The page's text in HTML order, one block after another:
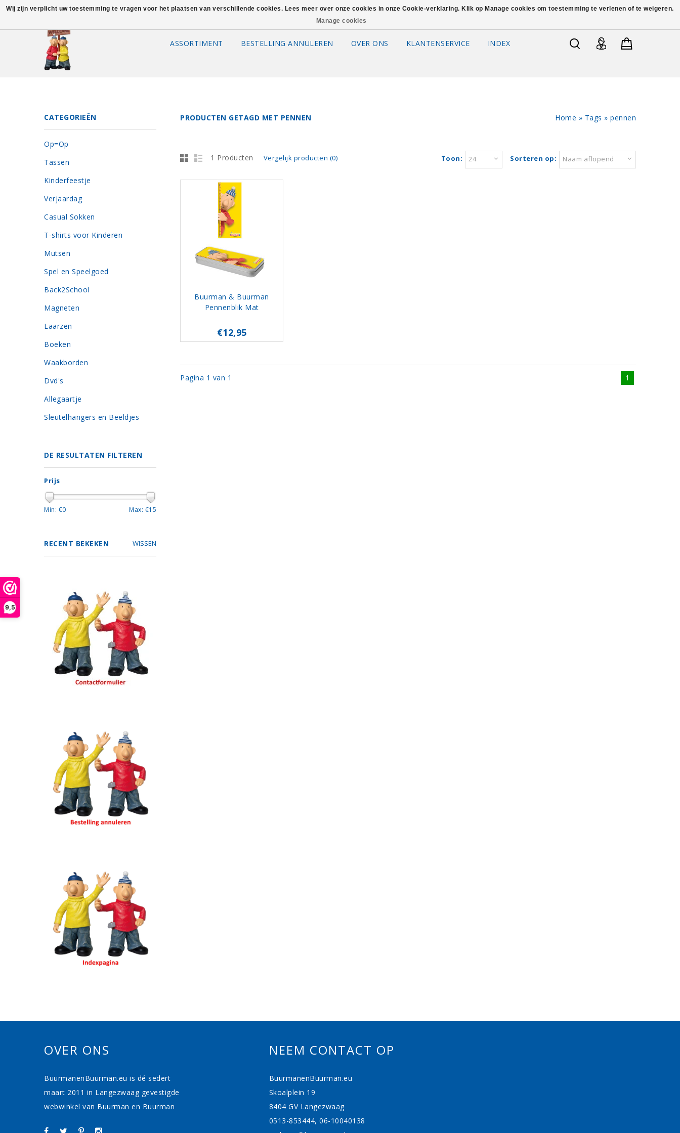
9,5
ASSORTIMENT BESTELLING ANNULEREN OVER ONS KLANTENSERVICE INDEX
Home » Tags » pennen
PRODUCTEN GETAGD MET PENNEN
1 Producten Vergelijk producten (0) Sorteren op: Naam aflopend
Toon: 24
Buurman & Buurman
Pennenblik Mat
€12,95
Pagina 1 van 1 1
CATEGORIEËN
Op=Op
Tassen
Kinderfeestje
Verjaardag
Casual Sokken
T-shirts voor Kinderen
Mutsen
Spel en Speelgoed
Back2School
Magneten
Laarzen
Boeken
Waakborden
Dvd's
Allegaartje
Sleutelhangers en Beeldjes
DE RESULTATEN FILTEREN
Prijs
Min: €0 Max: €15
RECENT BEKEKEN WISSEN
OVER ONS
BuurmanenBuurman.eu is dé sedert
maart 2011 in Langezwaag gevestigde
webwinkel van Buurman en Buurman
NEEM CONTACT OP
BuurmanenBuurman.eu
Skoalplein 19
8404 GV Langezwaag
0513-853444, 06-10040138
Wij zijn verplicht uw toestemming te vragen voor het plaatsen van verschillende cookies. Lees meer over onze cookies in onze Cookie-verklaring. Klik op Manage cookies om toestemming te verlenen of te weigeren.
Manage cookies